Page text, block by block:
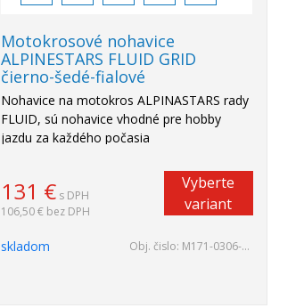
Motokrosové nohavice
ALPINESTARS FLUID GRID
čierno-šedé-fialové
Nohavice na motokros ALPINASTARS rady
FLUID, sú nohavice vhodné pre hobby
jazdu za každého počasia
131 € s DPH
106,50 € bez DPH
Vyberte
variant
skladom Obj. čislo: M171-0306-30